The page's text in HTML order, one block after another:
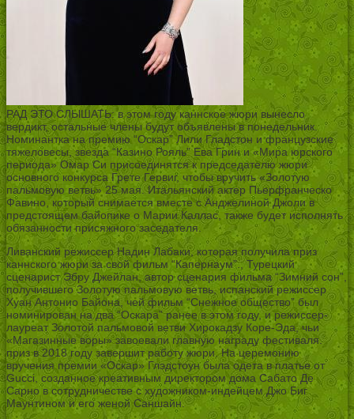
РАД ЭТО СЛЫШАТЬ: в этом году каннское жюри вынесло
вердикт, остальные члены будут объявлены в понедельник.
Номинантка на премию “Оскар” Лили Гладстон и французские
тяжеловесы, звезда “Казино Рояль” Ева Грин и «Мира юрского
периода» Омар Си присоединятся к председателю жюри
основного конкурса Грете Гервиг, чтобы вручить «Золотую
пальмовую ветвь» 25 мая. Итальянский актер Пьерфранческо
Фавино, который снимается вместе с Анджелиной Джоли в
предстоящем байопике о Марии Каллас, также будет исполнять
обязанности присяжного заседателя.
Ливанский режиссер Надин Лабаки, которая получила приз
каннского жюри за свой фильм “Капернаум”., Турецкий
сценарист Эбру Джейлан, автор сценария фильма “Зимний сон”,
получившего Золотую пальмовую ветвь, испанский режиссер
Хуан Антонио Байона, чей фильм “Снежное общество” был
номинирован на два “Оскара” ранее в этом году, и режиссер-
лауреат Золотой пальмовой ветви Хирокадзу Коре-Эда, чьи
«Магазинные воры» завоевали главную награду фестиваля.
приз в 2018 году завершит работу жюри. На церемонию
вручения премии «Оскар» Глэдстоун была одета в платье от
Gucci, созданное креативным директором дома Сабато Де
Сарно в сотрудничестве с художником-индейцем Джо Биг
Маунтином и его женой Саншайн.